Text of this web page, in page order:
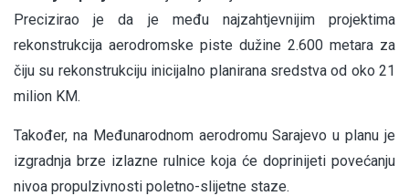
Precizirao je da je među najzahtjevnijim projektima
rekonstrukcija aerodromske piste dužine 2.600 metara za
čiju su rekonstrukciju inicijalno planirana sredstva od oko 21
milion KM.
Također, na Međunarodnom aerodromu Sarajevo u planu je
izgradnja brze izlazne rulnice koja će doprinijeti povećanju
nivoa propulzivnosti poletno-slijetne staze.